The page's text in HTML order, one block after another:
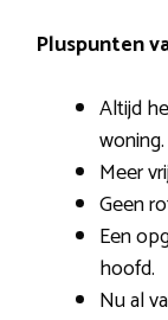
Pluspunten
Altijd
woning.
Meer
Geen
Een
hoofd.
Nu al